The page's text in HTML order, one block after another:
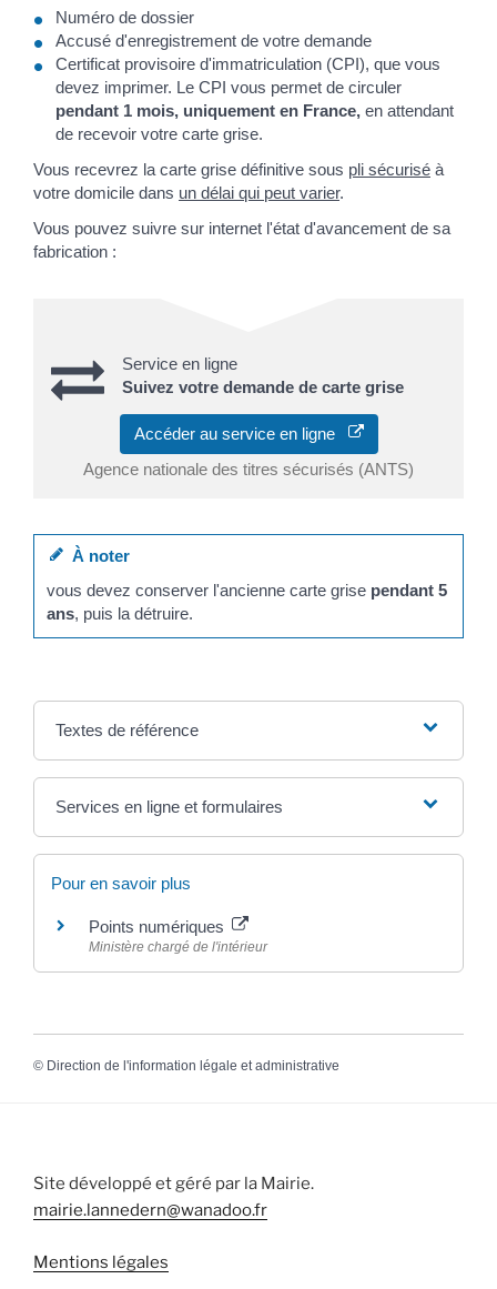
Numéro de dossier
Accusé d'enregistrement de votre demande
Certificat provisoire d'immatriculation (CPI), que vous
devez imprimer. Le CPI vous permet de circuler
pendant 1 mois, uniquement en France, en attendant
de recevoir votre carte grise.
Vous recevrez la carte grise définitive sous pli sécurisé à
votre domicile dans un délai qui peut varier.
Vous pouvez suivre sur internet l'état d'avancement de sa
fabrication :
Service en ligne
Suivez votre demande de carte grise
Accéder au service en ligne
Agence nationale des titres sécurisés (ANTS)
À noter
vous devez conserver l'ancienne carte grise pendant 5
ans, puis la détruire.
Textes de référence
Services en ligne et formulaires
Pour en savoir plus
Points numériques
Ministère chargé de l'intérieur
© Direction de l'information légale et administrative
Site développé et géré par la Mairie.
mairie.lannedern@wanadoo.fr
Mentions légales